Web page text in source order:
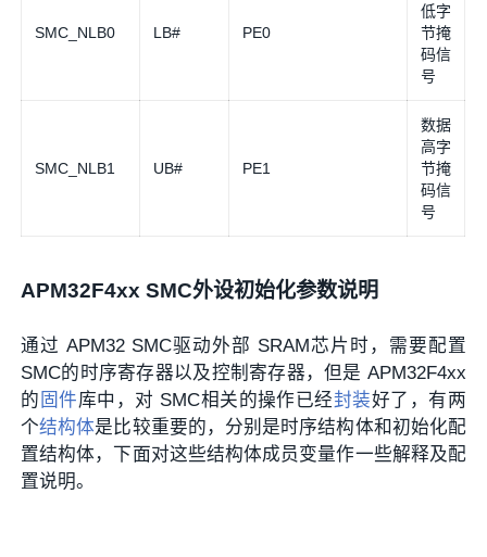
SMC_NLB0 LB# PE0
低字
节掩
码信
号
SMC_NLB1 UB# PE1
数据
高字
节掩
码信
号
APM32F4xx SMC外设初始化参数说明
通过 APM32 SMC驱动外部 SRAM芯片时，需要配置
SMC的时序寄存器以及控制寄存器，但是 APM32F4xx
的 固件库中，对 SMC相关的操作已经封装好了，有两
个结构体是比较重要的，分别是时序结构体和初始化配
置结构体，下面对这些结构体成员变量作一些解释及配
置说明。